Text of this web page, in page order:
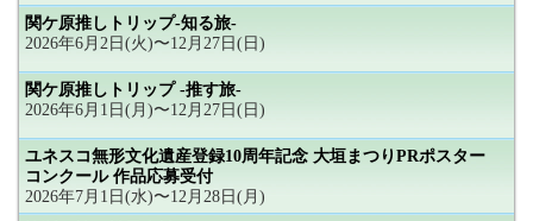
関ケ原推しトリップ-知る旅-
2026年6月2日(火)〜12月27日(日)
関ケ原推しトリップ -推す旅-
2026年6月1日(月)〜12月27日(日)
ユネスコ無形文化遺産登録10周年記念 大垣まつりPRポスター
コンクール 作品応募受付
2026年7月1日(水)〜12月28日(月)